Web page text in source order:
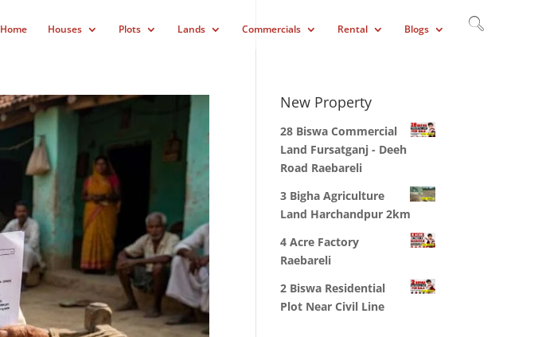
Home Houses Plots Lands Commercials Rental Blogs
New Property
28 Biswa Commercial
Land Fursatganj - Deeh
Road Raebareli
3 Bigha Agriculture
Land Harchandpur 2km
4 Acre Factory
Raebareli
2 Biswa Residential
Plot Near Civil Line